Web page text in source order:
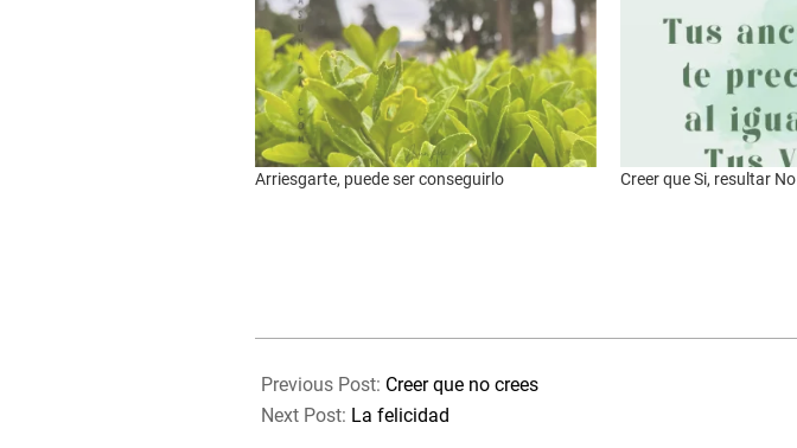
Arriesgarte, puede ser conseguirlo Creer que Si, resultar No
03-
09
Previous Post: Creer que no crees
Next Post: La felicidad